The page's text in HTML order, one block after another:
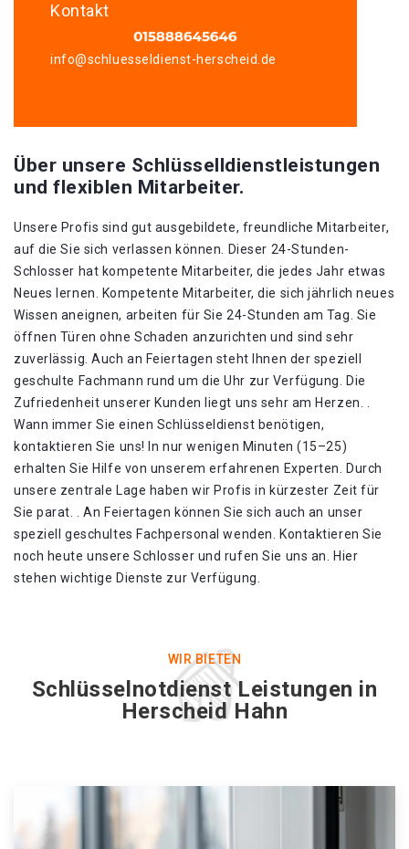
Kontakt
info@schluesseldienst-herscheid.de
Über unsere Schlüsselldienstleistungen
und flexiblen Mitarbeiter.
Unsere Profis sind gut ausgebildete, freundliche Mitarbeiter,
auf die Sie sich verlassen können. Dieser 24-Stunden-
Schlosser hat kompetente Mitarbeiter, die jedes Jahr etwas
Neues lernen. Kompetente Mitarbeiter, die sich jährlich neues
Wissen aneignen, arbeiten für Sie 24-Stunden am Tag. Sie
öffnen Türen ohne Schaden anzurichten und sind sehr
zuverlässig. Auch an Feiertagen steht Ihnen der speziell
geschulte Fachmann rund um die Uhr zur Verfügung. Die
Zufriedenheit unserer Kunden liegt uns sehr am Herzen. .
Wann immer Sie einen Schlüsseldienst benötigen,
kontaktieren Sie uns! In nur wenigen Minuten (15–25)
erhalten Sie Hilfe von unserem erfahrenen Experten. Durch
unsere zentrale Lage haben wir Profis in kürzester Zeit für
Sie parat. . An Feiertagen können Sie sich auch an unser
speziell geschultes Fachpersonal wenden. Kontaktieren Sie
noch heute unsere Schlosser und rufen Sie uns an. Hier
stehen wichtige Dienste zur Verfügung.
WIR BIETEN
Schlüsselnotdienst Leistungen in
Herscheid Hahn